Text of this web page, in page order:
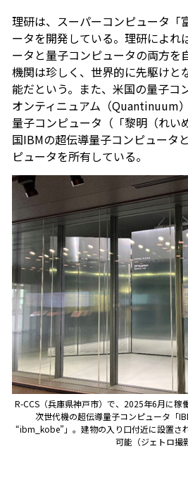
理研は、スーパーコンピュータ「
ータを開発している。理研によれ
ータと量子コンピュータの両方を
機関は珍しく、世界的に先駆けと
能だという。また、米国の量子コ
オンティニュアム（Quantinuum
量子コンピュータ（「黎明（れい
国IBMの超伝導量子コンピュータ
ピュータを所有している。
R-CCS（兵庫県神戸市）で、2025年6月に稼
次世代機の超伝導量子コンピュータ「
“ibm_kobe”」。建物の入り口付近に設置さ
可能（ジェトロ撮